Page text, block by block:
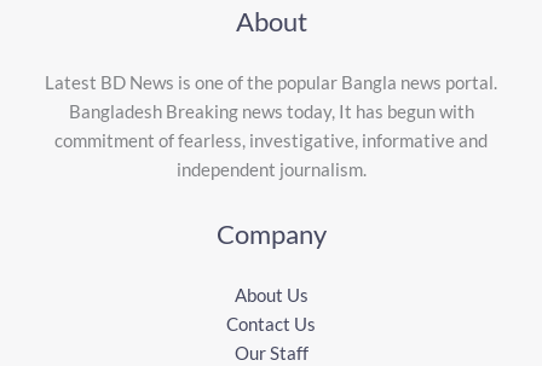
About
Latest BD News is one of the popular Bangla news portal.
Bangladesh Breaking news today, It has begun with
commitment of fearless, investigative, informative and
independent journalism.
Company
About Us
Contact Us
Our Staff